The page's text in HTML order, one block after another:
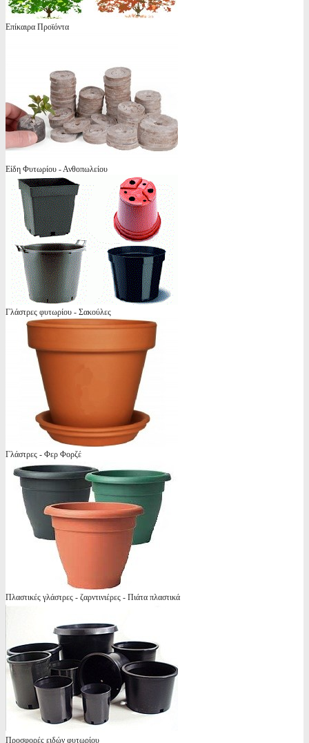
Επίκαιρα Προϊόντα
Είδη Φυτωρίου - Ανθοπωλείου
Γλάστρες φυτωρίου - Σακούλες
Γλάστρες - Φερ Φορζέ
Πλαστικές γλάστρες - ζαρντινιέρες - Πιάτα πλαστικά
Προσφορές ειδών φυτωρίου